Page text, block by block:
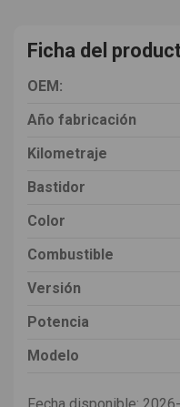
Ficha del
OEM:
Año fabricación
Kilometraje
Bastidor
Color
Combustible
Versión
Potencia
Modelo